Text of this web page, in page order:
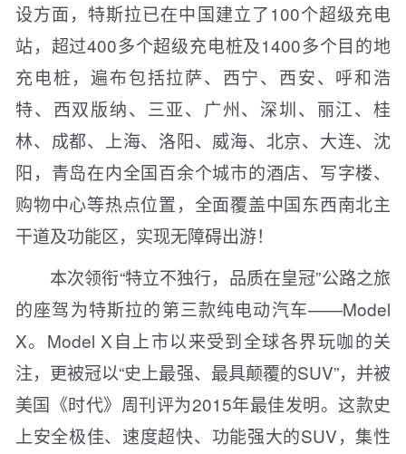
设方面，特斯拉已在中国建立了100个超级充电
站，超过400多个超级充电桩及1400多个目的地
充电桩，遍布包括拉萨、西宁、西安、呼和浩
特、西双版纳、三亚、广州、深圳、丽江、桂
林、成都、上海、洛阳、威海、北京、大连、沈
阳，青岛在内全国百余个城市的酒店、写字楼、
购物中心等热点位置，全面覆盖中国东西南北主
干道及功能区，实现无障碍出游！
本次领衔“特立不独行，品质在皇冠”公路之旅
的座驾为特斯拉的第三款纯电动汽车——Model
X。Model X自上市以来受到全球各界玩咖的关
注，更被冠以“史上最强、最具颠覆的SUV”，并被
美国《时代》周刊评为2015年最佳发明。这款史
上安全极佳、速度超快、功能强大的SUV，集性